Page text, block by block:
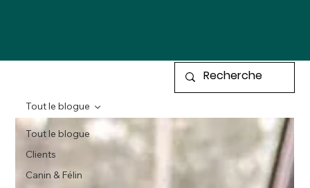
Tout le blogue
Clients
Canin & Félin
Tout le blogue